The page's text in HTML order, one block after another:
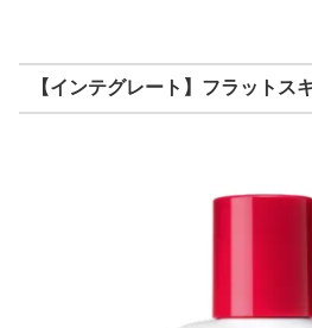
【インテグレート】フラットス